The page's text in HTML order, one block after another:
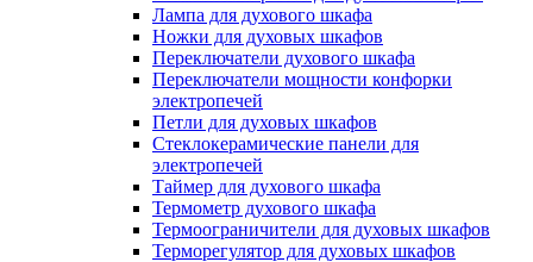
Лампа для духового шкафа
Ножки для духовых шкафов
Переключатели духового шкафа
Переключатели мощности конфорки
электропечей
Петли для духовых шкафов
Стеклокерамические панели для
электропечей
Таймер для духового шкафа
Термометр духового шкафа
Термоограничители для духовых шкафов
Терморегулятор для духовых шкафов